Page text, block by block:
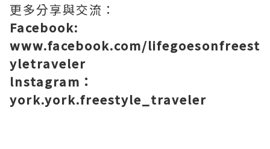
更多分享與交流：
Facebook:
www.facebook.com/lifegoesonfreest
yletraveler
lnstagram：
york.york.freestyle_traveler